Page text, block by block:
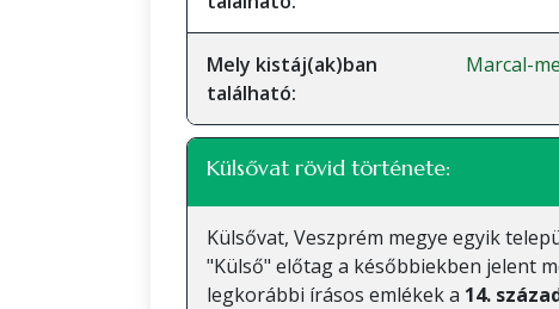
Mely kistáj(ak)ban
található:
Marcal-
Külsővat rövid története:
Külsővat, Veszprém megye egyik
"Külső" előtag a későbbiekben jelent
legkorábbi írásos emlékek a 14.